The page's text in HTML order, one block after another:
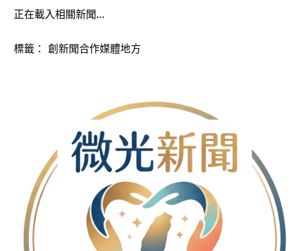
正在載入相關新聞…
標籤： 創新聞合作媒體地方